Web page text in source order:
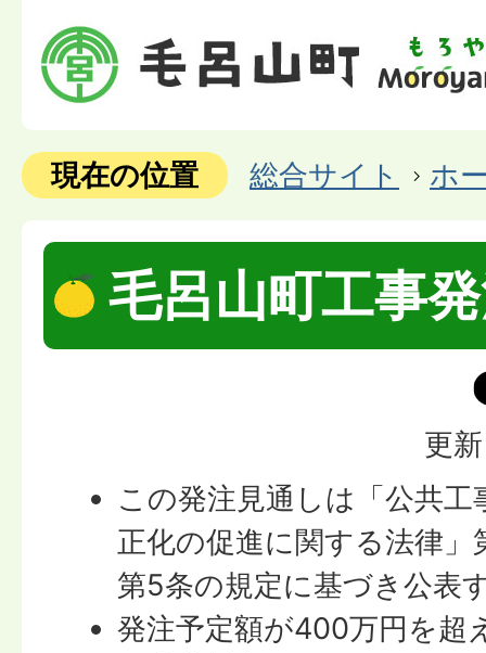
現在の位置 総合サイト ホ
毛呂山町工事
更
この発注見通しは「公共
正化の促進に関する法律」
第5条の規定に基づき公表
発注予定額が400万円を超